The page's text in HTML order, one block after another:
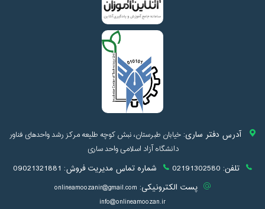
آدرس دفتر ساری:خیابان طبرستان، نبش کوچه طلیعه مرکز رشد واحدهای فناور
دانشگاه آزاد اسلامی واحد ساری
تلفن: 02191302580 شماره تماس مدیریت فروش: 09021321881
پست الکترونیکی: onlineamoozanir@gmail.com
info@onlineamoozan.ir